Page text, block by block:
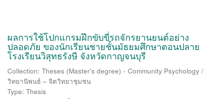
ผลการใช้โปกแกรมฝึกขับขี่รถจักรยานยนต์อย่าง
ปลอดภัย ของนักเรียนชายชั้นมัธยมศึกษาตอนปลาย
โรงเรียนวิสุทธรังษี จังหวัดกาญจนบุรี
Collection: Theses (Master's degree) - Community Psychology /
วิทยานิพนธ์ – จิตวิทยาชุมชน
Type: Thesis